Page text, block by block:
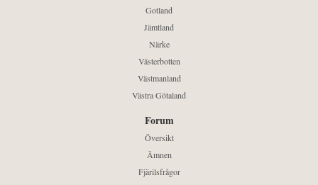
Gotland
Jämtland
Närke
Västerbotten
Västmanland
Västra Götaland
Forum
Översikt
Ämnen
Fjärilsfrågor